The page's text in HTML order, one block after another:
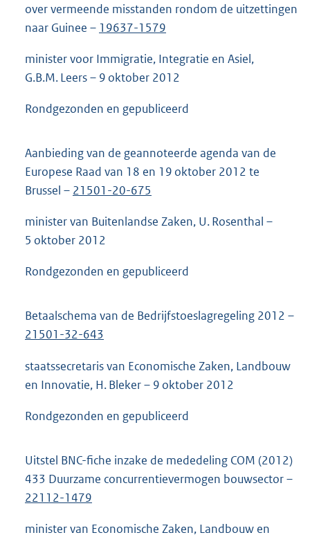
over vermeende misstanden rondom de uitzettingen
naar Guinee – 19637-1579
minister voor Immigratie, Integratie en Asiel,
G.B.M. Leers – 9 oktober 2012
Rondgezonden en gepubliceerd
Aanbieding van de geannoteerde agenda van de
Europese Raad van 18 en 19 oktober 2012 te
Brussel – 21501-20-675
minister van Buitenlandse Zaken, U. Rosenthal –
5 oktober 2012
Rondgezonden en gepubliceerd
Betaalschema van de Bedrijfstoeslagregeling 2012 –
21501-32-643
staatssecretaris van Economische Zaken, Landbouw
en Innovatie, H. Bleker – 9 oktober 2012
Rondgezonden en gepubliceerd
Uitstel BNC-fiche inzake de mededeling COM (2012)
433 Duurzame concurrentievermogen bouwsector –
22112-1479
minister van Economische Zaken, Landbouw en